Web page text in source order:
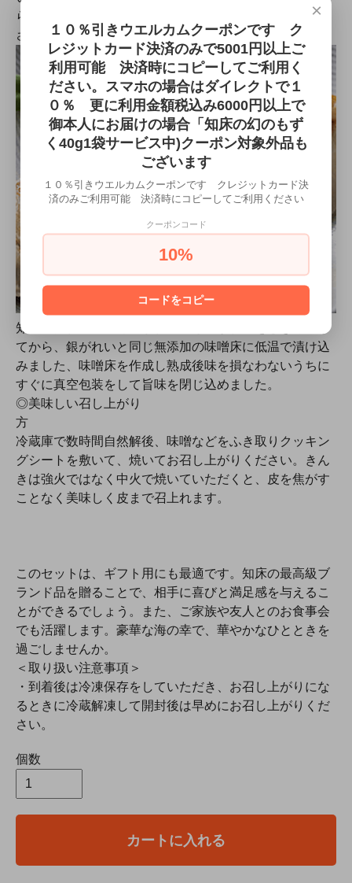
らなく美味しい
さめがれい味噌漬け
知床で獲れる「深海のかれい」さめがれいをむき身にし
てから、銀がれいと同じ無添加の味噌床に低温で漬け込
みました、味噌床を作成し熟成後味を損なわないうちに
すぐに真空包装をして旨味を閉じ込めました。
◎美味しい召し上がり
冷蔵庫で数時間自然解後、味噌などをふき取りクッキン
グシートを敷いて、焼いてお召し上がりください。きん
きは強火ではなく中火で焼いていただくと、皮を焦がす
ことなく美味しく皮まで召上れます。
このセットは、ギフト用にも最適です。知床の最高級ブ
ランド品を贈ることで、相手に喜びと満足感を与えるこ
とができるでしょう。また、ご家族や友人とのお食事会
でも活躍します。豪華な海の幸で、華やかなひとときを
過ごしませんか。
＜取り扱い注意事項＞
・到着後は冷凍保存をしていただき、お召し上がりにな
るときに冷蔵解凍して開封後は早めにお召し上がりくだ
さい。
個数
カートに入れる
×
１０％引きウエルカムクーポンです ク
レジットカード決済のみで5001円以上ご
利用可能 決済時にコピーしてご利用く
ださい。スマホの場合はダイレクトで１
０％ 更に利用金額税込み6000円以上で
御本人にお届けの場合「知床の幻のもず
く40g1袋サービス中)クーポン対象外品も
ございます
１０％引きウエルカムクーポンです クレジットカード決
済のみご利用可能 決済時にコピーしてご利用ください
クーポンコード
10%
コードをコピー